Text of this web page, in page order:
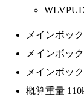
メインボッ
メインボッ
メインボッ
概算重量